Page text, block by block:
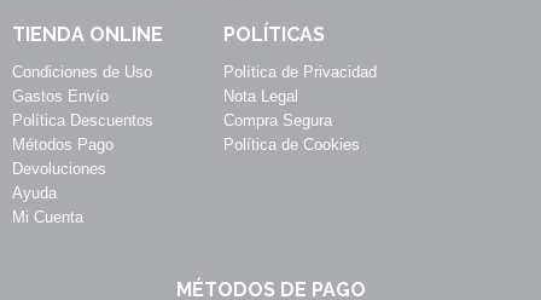
TIENDA ONLINE
Condiciones de Uso
Gastos Envío
Política Descuentos
Métodos Pago
Devoluciones
Ayuda
Mi Cuenta
POLÍTICAS
Política de Privacidad
Nota Legal
Compra Segura
Política de Cookies
MÉTODOS DE PAGO